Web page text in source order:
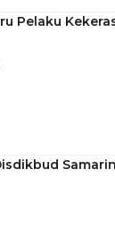
Pelaku